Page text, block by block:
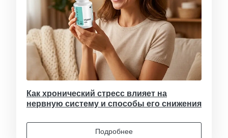
Как хронический стресс влияет на
нервную систему и способы его снижения
Подробнее